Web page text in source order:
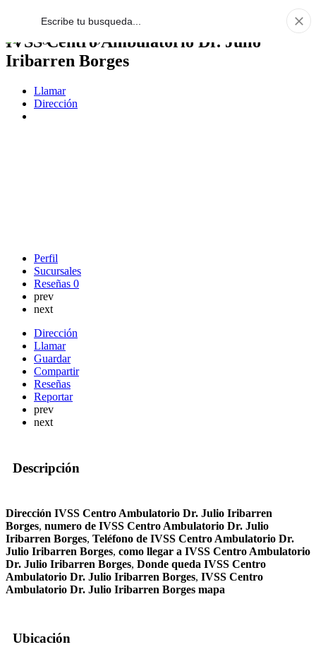
IVSS Centro Ambulatorio Dr. Julio
Iribarren Borges
Llamar
Dirección
Perfil
Sucursales
Reseñas 0
prev
next
Dirección
Llamar
Guardar
Compartir
Reseñas
Reportar
prev
next
Descripción
Dirección IVSS Centro Ambulatorio Dr. Julio Iribarren
Borges, numero de IVSS Centro Ambulatorio Dr. Julio
Iribarren Borges, Teléfono de IVSS Centro Ambulatorio Dr.
Julio Iribarren Borges, como llegar a IVSS Centro Ambulatorio
Dr. Julio Iribarren Borges, Donde queda IVSS Centro
Ambulatorio Dr. Julio Iribarren Borges, IVSS Centro
Ambulatorio Dr. Julio Iribarren Borges mapa
Ubicación